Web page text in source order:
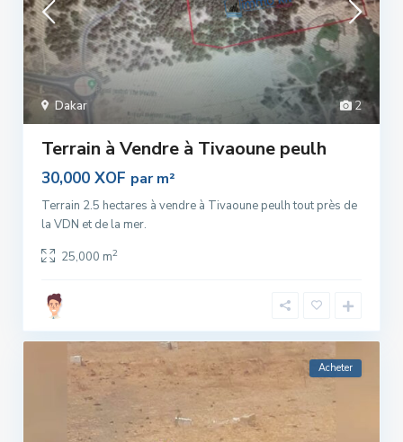
2
Dakar
Terrain à Vendre à Tivaoune peulh
30,000 XOF par m²
Terrain 2.5 hectares à vendre à Tivaoune peulh tout près de
la VDN et de la mer.
25,000 m2
Acheter